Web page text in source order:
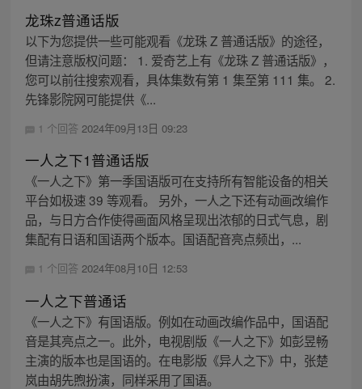
龙珠z普通话版
以下为您提供一些可能观看《龙珠 Z 普通话版》的途径，
但请注意版权问题： 1. 爱奇艺上有《龙珠 Z 普通话版》，
您可以前往搜索观看，具体集数有第 1 集至第 111 集。 2.
先锋影院网可能提供《...
1 个回答 2024年09月13日 09:23
一人之下1普通话版
《一人之下》第一季国语版可在支持所有智能设备的相关
平台如极速 39 等观看。 另外，一人之下还有动画改编作
品，与日方合作使得画面风格呈现出浓郁的日式气息，剧
集配有日语和国语两个版本。国语配音亮点频出，...
1 个回答 2024年08月10日 12:53
一人之下普通话
《一人之下》有国语版。例如在动画改编作品中，国语配
音是其亮点之一。此外，电视剧版《一人之下》如彭昱畅
主演的版本也是国语的。在电影版《异人之下》中，张楚
岚由胡先煦扮演，同样采用了国语。